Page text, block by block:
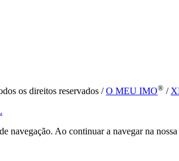
os direitos reservados /O MEU IMO® /
Ao continuar a navegar na